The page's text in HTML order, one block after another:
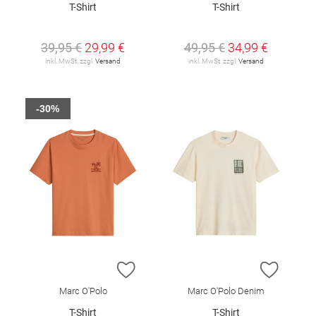
T-Shirt
39,95 € 29,99 €
inkl. MwSt. zzgl. Versand
T-Shirt
49,95 € 34,99 €
inkl. MwSt. zzgl. Versand
ZUR WUNSCHLISTE HINZUFÜGEN
Marc O'Polo
T-Shirt
-30%
ZUR
Marc O'Polo Denim
T-Shirt